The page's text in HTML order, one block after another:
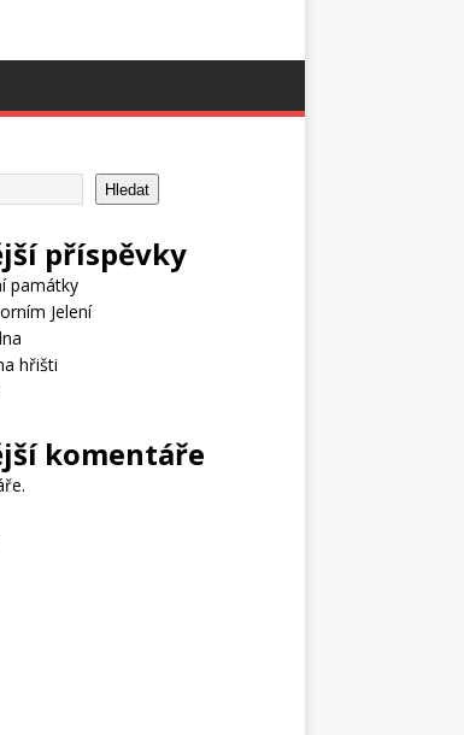
Hledat
příspěvky
památky
Jelení
hřišti
komentáře